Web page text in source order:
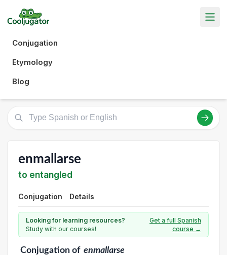
Conjugation
Etymology
Blog
enmallarse
to entangled
Conjugation Details
Looking for learning resources?
Study with our courses!
Get a full Spanish
course →
Conjugationof enmallarse